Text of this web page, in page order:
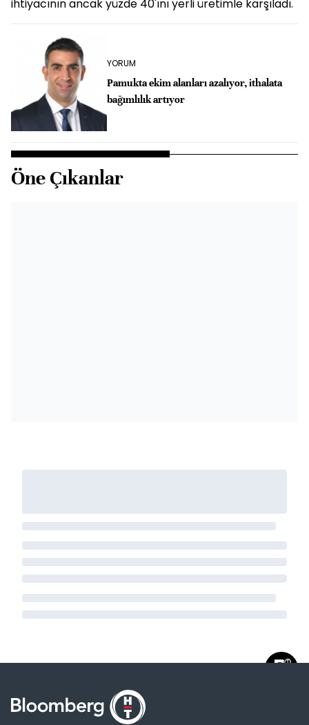
ihtiyacının ancak yüzde 40'ını yerli üretimle karşıladı.
YORUM
Pamukta ekim alanları azalıyor, ithalata
bağımlılık artıyor
Öne Çıkanlar